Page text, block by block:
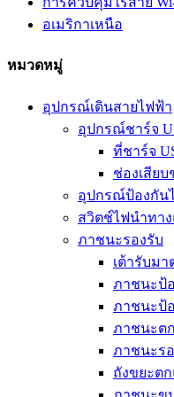
อเมริกาเหนือ
หมวดหมู่
อุปกรณ์เดินสายไฟฟ้า
อุปกรณ์ชาร์จ
ที่ชาร์จ
ช่องเสียบ
อุปกรณ์ป้องกัน
สวิตช์ไฟนำทาง
ภาชนะรองรับ
เต้ารับมา
ภาชนะป้
ภาชนะป้
ภาชนะต
ภาชนะร
ถังขยะต